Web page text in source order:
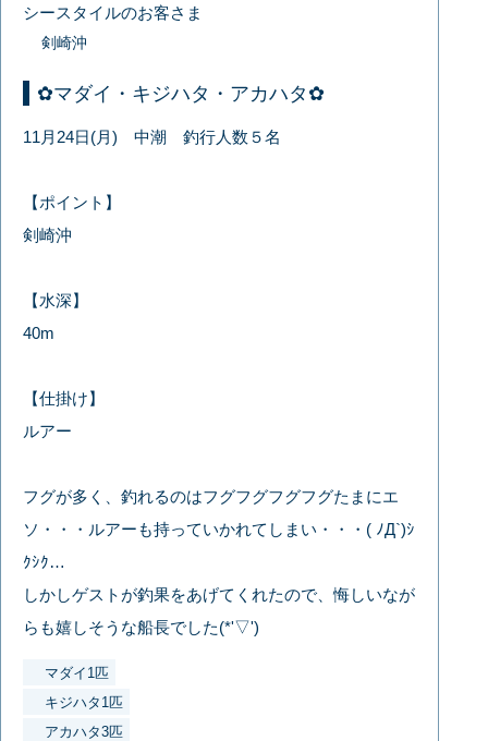
シースタイルのお客さま
剣崎沖
✿マダイ・キジハタ・アカハタ✿
11月24日(月) 中潮 釣行人数５名
【ポイント】
剣崎沖
【水深】
40m
【仕掛け】
ルアー
フグが多く、釣れるのはフグフグフグフグたまにエ
ソ・・・ルアーも持っていかれてしまい・・・( ﾉД`)ｼ
ｸｼｸ…
しかしゲストが釣果をあげてくれたので、悔しいなが
らも嬉しそうな船長でした(*'▽')
マダイ1匹
キジハタ1匹
アカハタ3匹